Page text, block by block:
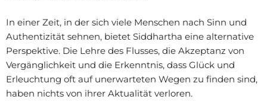
In einer Zeit, in der sich viele Menschen nach Sinn und
Authentizität sehnen, bietet Siddhartha eine alternative
Perspektive. Die Lehre des Flusses, die Akzeptanz von
Vergänglichkeit und die Erkenntnis, dass Glück und
Erleuchtung oft auf unerwarteten Wegen zu finden sind,
haben nichts von ihrer Aktualität verloren.